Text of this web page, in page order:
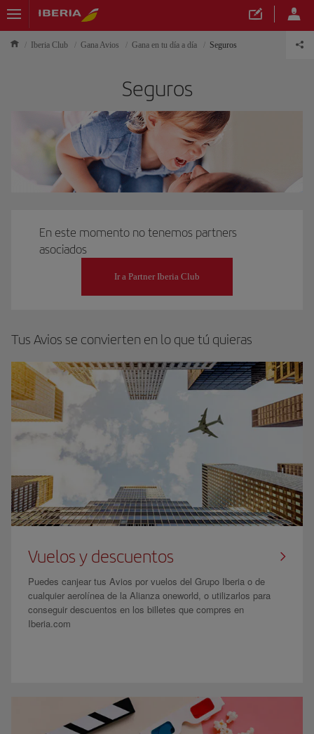
Iberia Club Gana Avios Gana en tu día a día Seguros
Seguros
En este momento no tenemos partners
asociados
Ir a Partner Iberia Club
Tus Avios se convierten en lo que tú quieras
Vuelos y descuentos
Puedes canjear tus Avios por vuelos del Grupo Iberia o de
cualquier aerolínea de la Alianza oneworld, o utilizarlos para
conseguir descuentos en los billetes que compres en
Iberia.com